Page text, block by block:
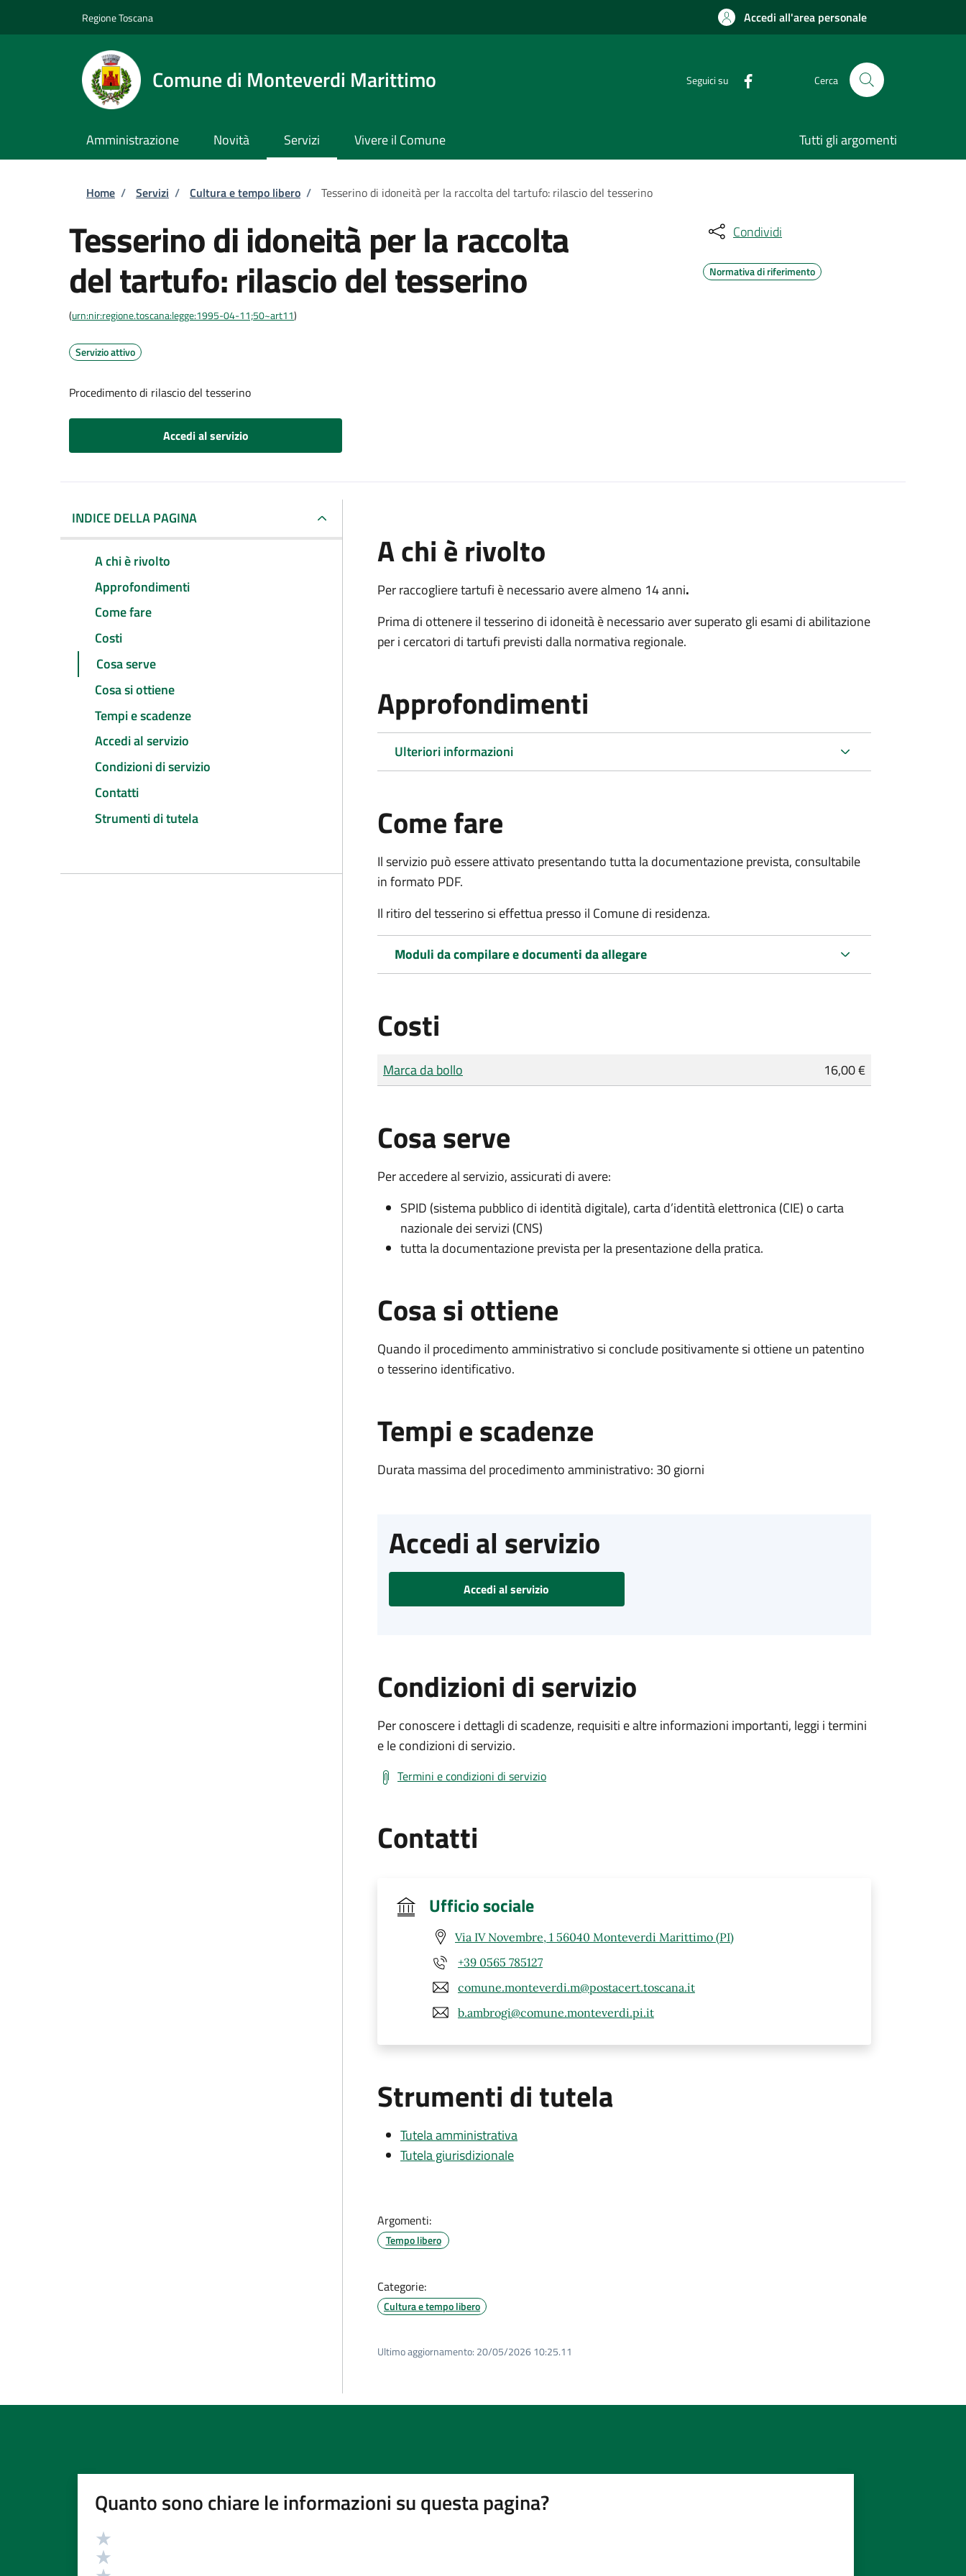
Regione Toscana Accedi all'area personale
Comune di Monteverdi Marittimo Seguici su Cerca
Amministrazione Novità Servizi Vivere il Comune Tutti gli argomenti
Briciole di pane
Home / Servizi / Cultura e tempo libero / Tesserino di idoneità per la raccolta del tartufo: rilascio del tesserino
Tesserino di idoneità per la raccolta
del tartufo: rilascio del tesserino
(urn:nir:regione.toscana:legge:1995-04-11;50~art11)
Servizio attivo
Procedimento di rilascio del tesserino
Accedi al servizio
Condividi
Normativa di riferimento
INDICE DELLA PAGINA
A chi è rivolto
Approfondimenti
Come fare
Costi
Cosa serve
Cosa si ottiene
Tempi e scadenze
Accedi al servizio
Condizioni di servizio
Contatti
Strumenti di tutela
A chi è rivolto
Per raccogliere tartufi è necessario avere almeno 14 anni.
Prima di ottenere il tesserino di idoneità è necessario aver superato gli esami di abilitazione
per i cercatori di tartufi previsti dalla normativa regionale.
Approfondimenti
Ulteriori informazioni
Come fare
Il servizio può essere attivato presentando tutta la documentazione prevista, consultabile
in formato PDF.
Il ritiro del tesserino si effettua presso il Comune di residenza.
Moduli da compilare e documenti da allegare
Costi
Tipo di pagamento
Importo
Marca da bollo 16,00 €
Cosa serve
Per accedere al servizio, assicurati di avere:
SPID (sistema pubblico di identità digitale), carta d’identità elettronica (CIE) o carta
nazionale dei servizi (CNS)
tutta la documentazione prevista per la presentazione della pratica.
Cosa si ottiene
Quando il procedimento amministrativo si conclude positivamente si ottiene un patentino
o tesserino identificativo.
Tempi e scadenze
Durata massima del procedimento amministrativo: 30 giorni
Accedi al servizio
Accedi al servizio
Condizioni di servizio
Per conoscere i dettagli di scadenze, requisiti e altre informazioni importanti, leggi i termini
e le condizioni di servizio.
Termini e condizioni di servizio
Contatti
Ufficio sociale
Via IV Novembre, 1 56040 Monteverdi Marittimo (PI)
+39 0565 785127
comune.monteverdi.m@postacert.toscana.it
b.ambrogi@comune.monteverdi.pi.it
Strumenti di tutela
Tutela amministrativa
Tutela giurisdizionale
Argomenti:
Tempo libero
Categorie:
Cultura e tempo libero
Ultimo aggiornamento: 20/05/2026 10:25.11
Quanto sono chiare le informazioni su questa pagina?
Valutazione